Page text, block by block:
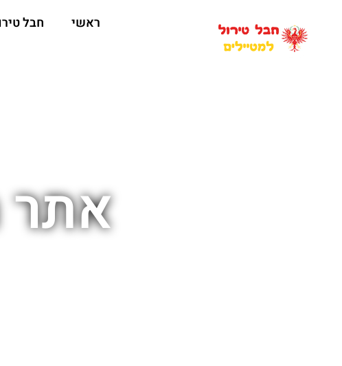
ראשי חבל
אתר